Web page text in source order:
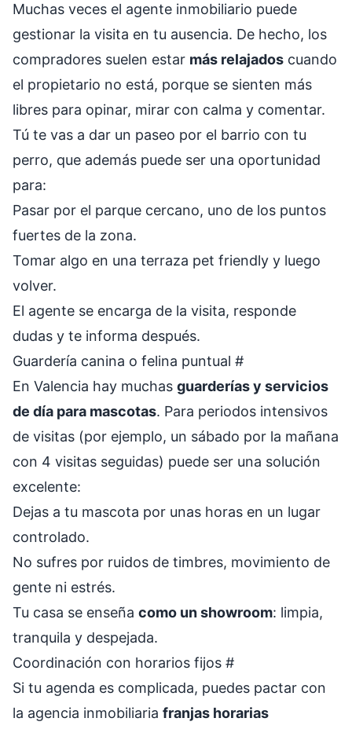
Muchas veces el agente inmobiliario puede
gestionar la visita en tu ausencia. De hecho, los
compradores suelen estar más relajados cuando
el propietario no está, porque se sienten más
libres para opinar, mirar con calma y comentar.
Tú te vas a dar un paseo por el barrio con tu
perro, que además puede ser una oportunidad
para:
Pasar por el parque cercano, uno de los puntos
fuertes de la zona.
Tomar algo en una terraza pet friendly y luego
volver.
El agente se encarga de la visita, responde
dudas y te informa después.
Guardería canina o felina puntual #
En Valencia hay muchas guarderías y servicios
de día para mascotas. Para periodos intensivos
de visitas (por ejemplo, un sábado por la mañana
con 4 visitas seguidas) puede ser una solución
excelente:
Dejas a tu mascota por unas horas en un lugar
controlado.
No sufres por ruidos de timbres, movimiento de
gente ni estrés.
Tu casa se enseña como un showroom: limpia,
tranquila y despejada.
Coordinación con horarios fijos #
Si tu agenda es complicada, puedes pactar con
la agencia inmobiliaria franjas horarias